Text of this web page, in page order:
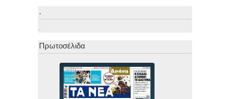
.
.
Πρωτοσέλιδα